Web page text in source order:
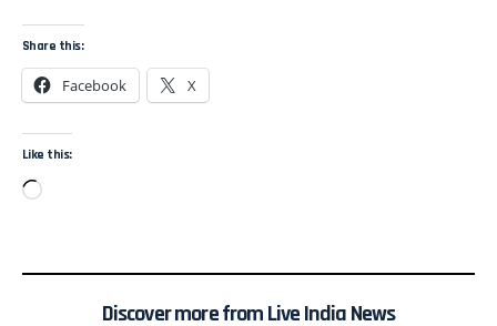
Share this:
Facebook X
Like this:
Discover more from Live India News